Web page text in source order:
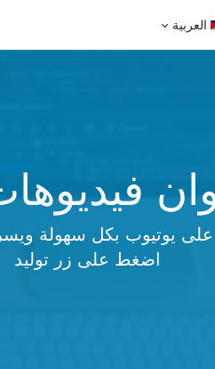
العربية
يوتيوب بكل سهولة
اضغط على زر توليد